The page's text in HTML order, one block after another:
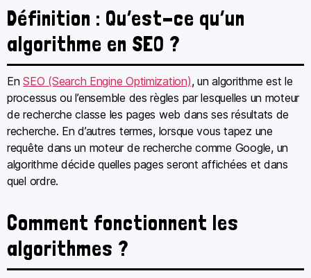
Définition : Qu’est-ce qu’un
algorithme en SEO ?
EnSEO (Search Engine Optimization), un algorithme est le
processus ou l’ensemble des règles par lesquelles un moteur
de recherche classe les pages web dans ses résultats de
recherche. En d’autres termes, lorsque vous tapez une
requête dans un moteur de recherche comme Google, un
algorithme décide quelles pages seront affichées et dans
quel ordre.
Comment fonctionnent les
algorithmes ?